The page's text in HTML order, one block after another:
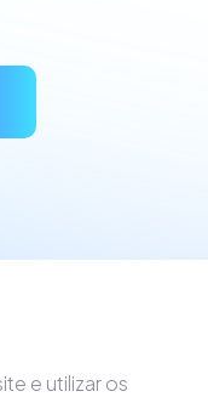
e utilizar os